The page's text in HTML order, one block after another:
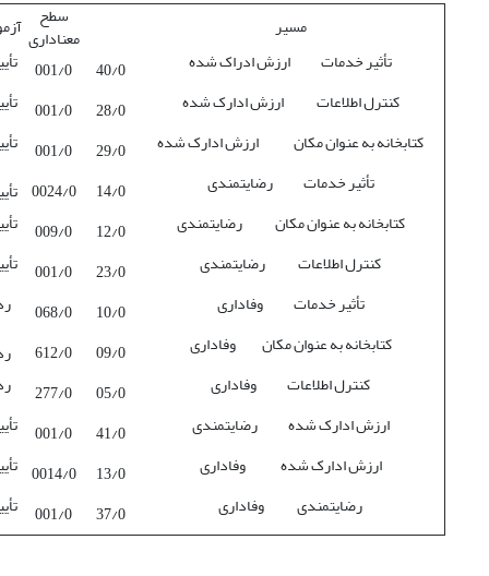
مسیر
سطح
معناداری
تأثیر خدمات ارزش ادراک شده
40/0
001/0
کنترل اطلاعات ارزش ادارک شده
28/0
001/0
کتابخانه به عنوان مکان ارزش ادارک شده
29/0
001/0
تأثیر خدمات رضایتمندی
14/0
0024/0
کتابخانه به عنوان مکان رضایتمندی
12/0
009/0
کنترل اطلاعات رضایتمندی
23/0
001/0
تأثیر خدمات وفاداری
10/0
068/0
کتابخانه به عنوان مکان وفاداری
09/0
612/0
کنترل اطلاعات وفاداری
05/0
277/0
ارزش ادارک شده رضایتمندی
41/0
001/0
ارزش ادارک شده وفاداری
13/0
0014/0
رضایتمندی وفاداری
37/0
001/0